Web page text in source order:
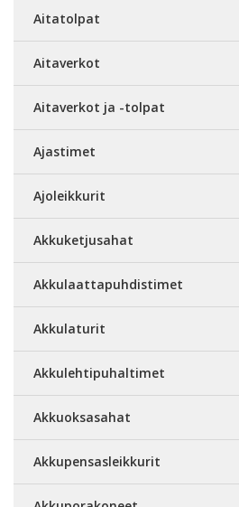
Aitatolpat
Aitaverkot
Aitaverkot ja -tolpat
Ajastimet
Ajoleikkurit
Akkuketjusahat
Akkulaattapuhdistimet
Akkulaturit
Akkulehtipuhaltimet
Akkuoksasahat
Akkupensasleikkurit